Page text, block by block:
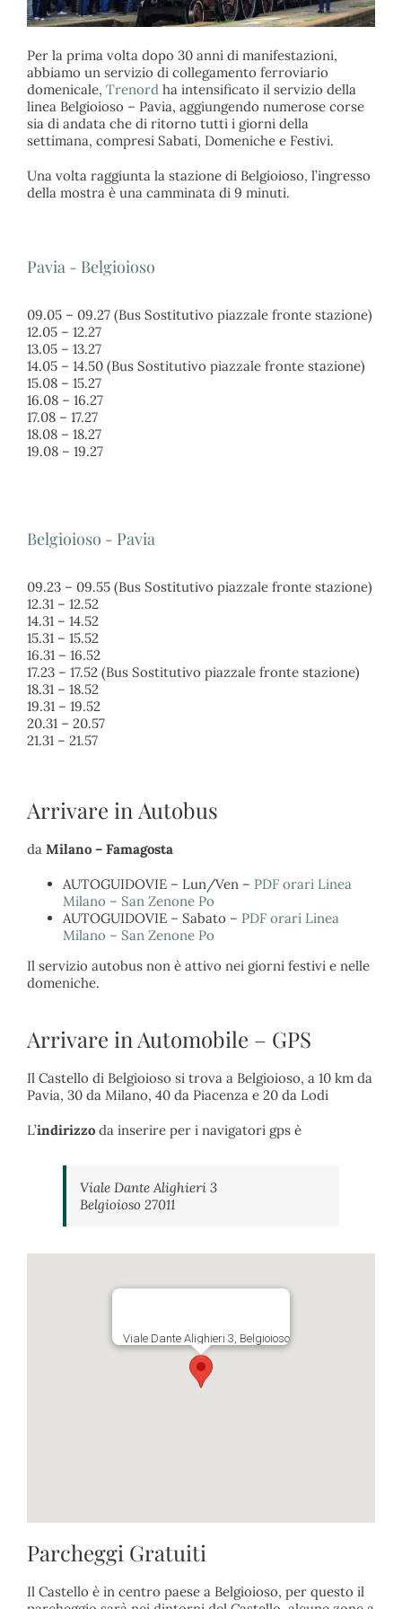
Per la prima volta dopo 30 anni di manifestazioni,
abbiamo un servizio di collegamento ferroviario
domenicale, Trenord ha intensificato il servizio della
linea Belgioioso – Pavia, aggiungendo numerose corse
sia di andata che di ritorno tutti i giorni della
settimana, compresi Sabati, Domeniche e Festivi.
Una volta raggiunta la stazione di Belgioioso, l’ingresso
della mostra è una camminata di 9 minuti.
Pavia - Belgioioso
09.05 – 09.27 (Bus Sostitutivo piazzale fronte stazione)
12.05 – 12.27
13.05 – 13.27
14.05 – 14.50 (Bus Sostitutivo piazzale fronte stazione)
15.08 – 15.27
16.08 – 16.27
17.08 – 17.27
18.08 – 18.27
19.08 – 19.27
Belgioioso - Pavia
09.23 – 09.55 (Bus Sostitutivo piazzale fronte stazione)
12.31 – 12.52
14.31 – 14.52
15.31 – 15.52
16.31 – 16.52
17.23 – 17.52 (Bus Sostitutivo piazzale fronte stazione)
18.31 – 18.52
19.31 – 19.52
20.31 – 20.57
21.31 – 21.57
Arrivare in Autobus
da Milano – Famagosta
AUTOGUIDOVIE – Lun/Ven – PDF orari Linea
Milano – San Zenone Po
AUTOGUIDOVIE – Sabato – PDF orari Linea
Milano – San Zenone Po
Il servizio autobus non è attivo nei giorni festivi e nelle
domeniche.
Arrivare in Automobile – GPS
Il Castello di Belgioioso si trova a Belgioioso, a 10 km da
Pavia, 30 da Milano, 40 da Piacenza e 20 da Lodi
L’indirizzo da inserire per i navigatori gps è
Viale Dante Alighieri 3
Belgioioso 27011
Viale Dante Alighieri 3, Belgioioso
Parcheggi Gratuiti
Il Castello è in centro paese a Belgioioso, per questo il